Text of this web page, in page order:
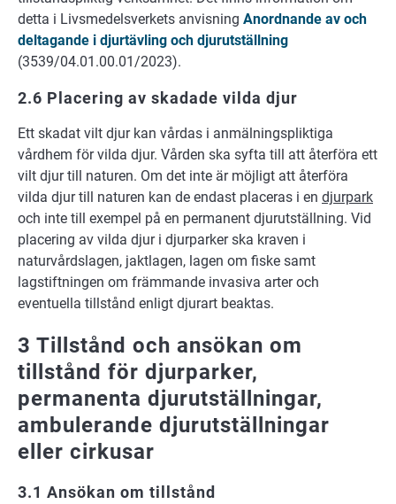
detta i Livsmedelsverkets anvisning Anordnande av och
deltagande i djurtävling och djurutställning
(3539/04.01.00.01/2023).
2.6 Placering av skadade vilda djur
Ett skadat vilt djur kan vårdas i anmälningspliktiga
vårdhem för vilda djur. Vården ska syfta till att återföra ett
vilt djur till naturen. Om det inte är möjligt att återföra
vilda djur till naturen kan de endast placeras i en djurpark
och inte till exempel på en permanent djurutställning. Vid
placering av vilda djur i djurparker ska kraven i
naturvårdslagen, jaktlagen, lagen om fiske samt
lagstiftningen om främmande invasiva arter och
eventuella tillstånd enligt djurart beaktas.
3 Tillstånd och ansökan om
tillstånd för djurparker,
permanenta djurutställningar,
ambulerande djurutställningar
eller cirkusar
3.1 Ansökan om tillstånd